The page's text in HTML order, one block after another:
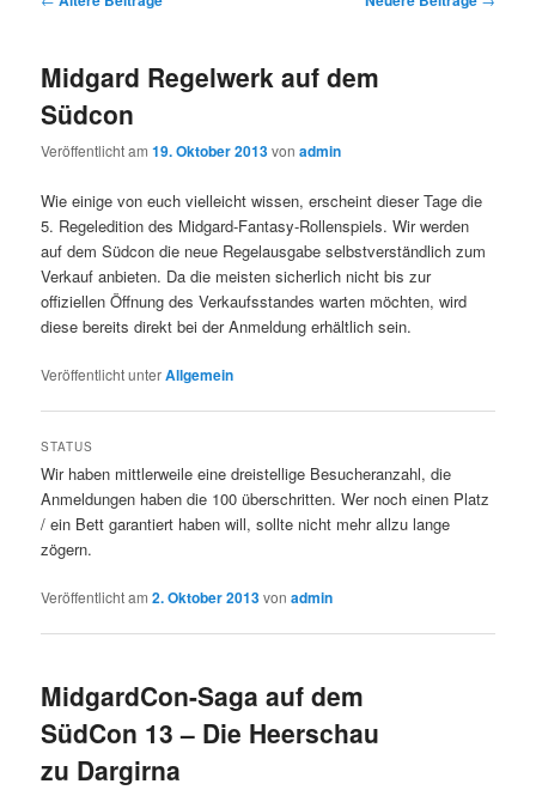
Midgard Regelwerk auf dem
Südcon
Veröffentlicht am19. Oktober 2013vonadmin
Wie einige von euch vielleicht wissen, erscheint dieser Tage die
5. Regeledition des Midgard-Fantasy-Rollenspiels. Wir werden
auf dem Südcon die neue Regelausgabe selbstverständlich zum
Verkauf anbieten. Da die meisten sicherlich nicht bis zur
offiziellen Öffnung des Verkaufsstandes warten möchten, wird
diese bereits direkt bei der Anmeldung erhältlich sein.
Veröffentlicht unterAllgemein
STATUS
Wir haben mittlerweile eine dreistellige Besucheranzahl, die
Anmeldungen haben die 100 überschritten. Wer noch einen Platz
/ ein Bett garantiert haben will, sollte nicht mehr allzu lange
zögern.
Veröffentlicht am2. Oktober 2013vonadmin
MidgardCon-Saga auf dem
SüdCon 13 – Die Heerschau
zu Dargirna